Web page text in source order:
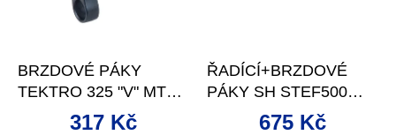
BRZDOVÉ PÁKY
TEKTRO 325 "V" MTB
AL ČERNÉ JUNIOR
317 Kč
ŘADÍCÍ+BRZDOVÉ
PÁKY SH STEF500
3+8SPEED BLACK
675 Kč